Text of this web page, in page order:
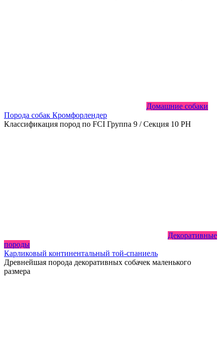
Домашние собаки
Порода собак Кромфорлендер
Классификация пород по FCI Группа 9 / Секция 10 РН
Декоративные
породы
Карликовый континентальный той-спаниель
Древнейшая порода декоративных собачек маленького
размера